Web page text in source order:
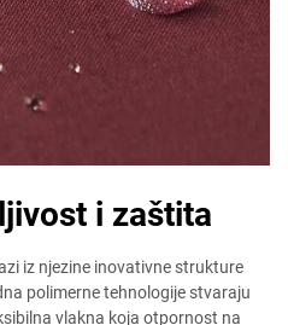
i zaštita
iz njezine inovativne strukture
polimerne tehnologije stvaraju
vlakna koja otpornost na